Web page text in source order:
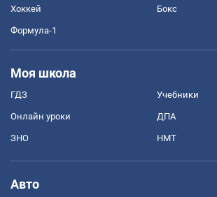
Хоккей Бокс
Формула-1
Моя школа
ГДЗ Учебники
Онлайн уроки ДПА
ЗНО НМТ
Авто